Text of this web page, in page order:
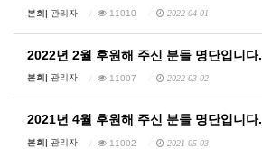
본회| 관리자 11010 2022-04-01
2022년 2월 후원해 주신 분들 명단입니다.
본회| 관리자 11007 2022-03-02
2021년 4월 후원해 주신 분들 명단입니다.
본회| 관리자 11002 2021-05-03